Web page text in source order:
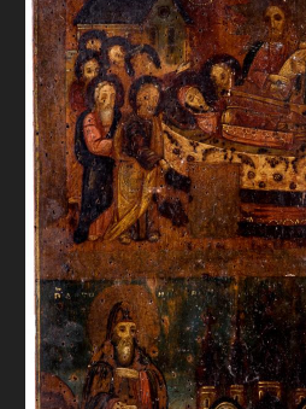
ОНЛАЙН-КРАМНИЦЯ
ПІДТРИМАТИ